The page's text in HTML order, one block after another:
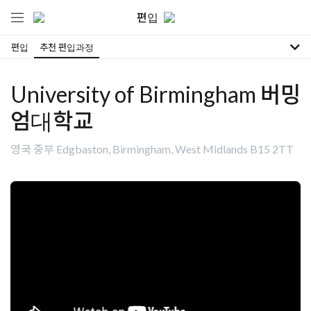
편입
편입 추천 편입과정
University of Birmingham 버밍
엄대학교
영국 중부 Edgbaston, Birmingham, West Midlands B15 2TT